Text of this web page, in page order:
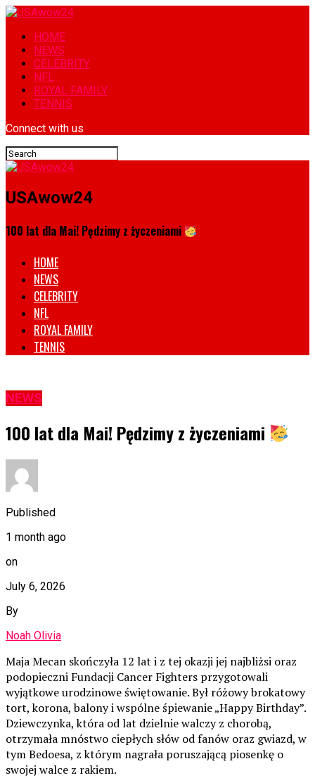
HOME
NEWS
CELEBRITY
NFL
ROYAL FAMILY
TENNIS
Connect with us
USAwow24
100 lat dla Mai! Pędzimy z życzeniami
HOME
NEWS
CELEBRITY
NFL
ROYAL FAMILY
TENNIS
NEWS
100 lat dla Mai! Pędzimy z życzeniami
Published
1 month ago
on
July 6, 2026
By
Noah Olivia
Maja Mecan skończyła 12 lat i z tej okazji jej najbliżsi oraz
podopieczni Fundacji Cancer Fighters przygotowali
wyjątkowe urodzinowe świętowanie. Był różowy brokatowy
tort, korona, balony i wspólne śpiewanie „Happy Birthday”.
Dziewczynka, która od lat dzielnie walczy z chorobą,
otrzymała mnóstwo ciepłych słów od fanów oraz gwiazd, w
tym Bedoesa, z którym nagrała poruszającą piosenkę o
swojej walce z rakiem.